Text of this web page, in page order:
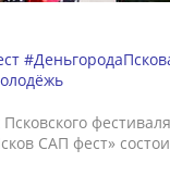
фестиваля
САП фест»